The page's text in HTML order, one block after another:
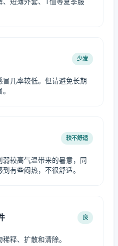
少发
几率较低。但请避免长期
较不舒适
较高气温带来的暑意，同
有些闷热，不很舒适。
良
释、扩散和清除。